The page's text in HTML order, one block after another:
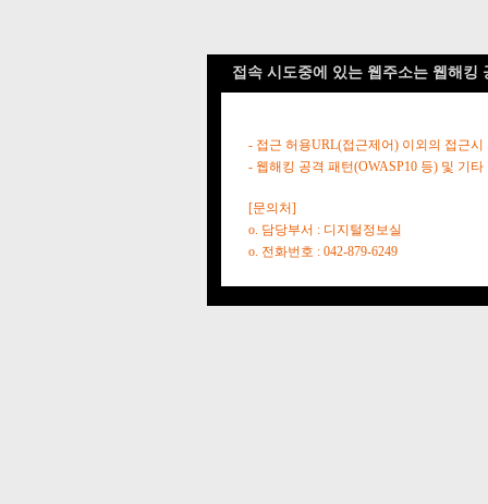
접속 시도중에 있는 웹주소는 웹해킹
- 접근 허용URL(접근제어) 이외의 접근시
- 웹해킹 공격 패턴(OWASP10 등) 및 기
[문의처]
o. 담당부서 : 디지털정보실
o. 전화번호 : 042-879-6249